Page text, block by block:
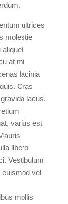
ultrices
molestie
aliquet
at mi
lacinia
Cras
lacus.
varius est
libero
Vestibulum
euismod vel
mollis